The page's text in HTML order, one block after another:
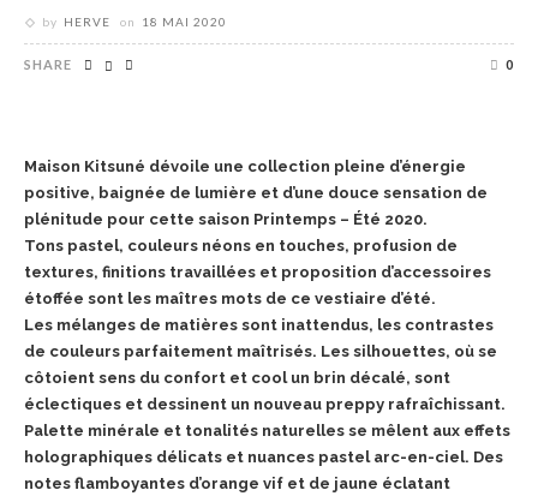
by HERVE on 18 MAI 2020
SHARE 0
Maison Kitsuné dévoile une collection pleine d’énergie
positive, baignée de lumière et d’une douce sensation de
plénitude pour cette saison Printemps – Été 2020.
Tons pastel, couleurs néons en touches, profusion de
textures, finitions travaillées et proposition d’accessoires
étoffée sont les maîtres mots de ce vestiaire d’été.
Les mélanges de matières sont inattendus, les contrastes
de couleurs parfaitement maîtrisés. Les silhouettes, où se
côtoient sens du confort et cool un brin décalé, sont
éclectiques et dessinent un nouveau preppy rafraîchissant.
Palette minérale et tonalités naturelles se mêlent aux effets
holographiques délicats et nuances pastel arc-en-ciel. Des
notes flamboyantes d’orange vif et de jaune éclatant